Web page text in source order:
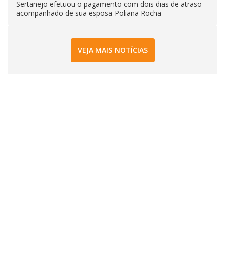
Sertanejo efetuou o pagamento com dois dias de atraso
acompanhado de sua esposa Poliana Rocha
VEJA MAIS NOTÍCIAS